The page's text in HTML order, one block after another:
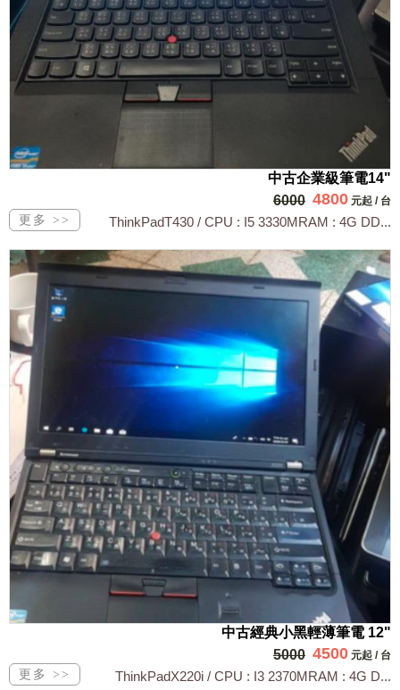
中古企業級筆電14"
6000 4800 元起 / 台
ThinkPadT430 / CPU : I5 3330MRAM : 4G DD...
中古經典小黑輕薄筆電 12"
5000 4500 元起 / 台
ThinkPadX220i / CPU : I3 2370MRAM : 4G D...